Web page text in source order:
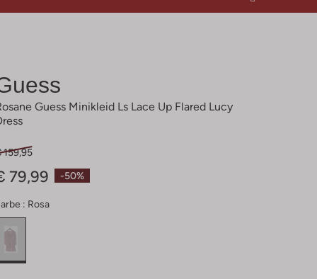
Guess Minikleid Ls Lace Up Flared Lucy
-50%
159,95
79,99
: Rosa